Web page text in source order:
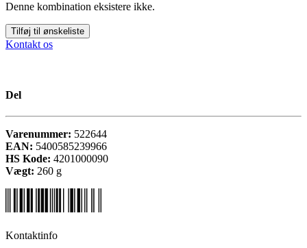
Denne kombination eksistere ikke.
Tilføj til ønskeliste
Kontakt os
Del
Varenummer: 522644
EAN: 5400585239966
HS Kode: 4201000090
Vægt: 260 g
Kontaktinfo